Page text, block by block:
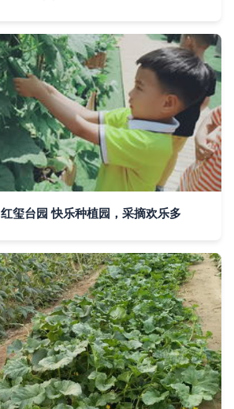
玺台园 快乐种植园，采摘欢乐多